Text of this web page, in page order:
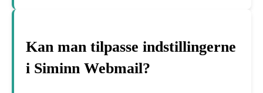
Kan man tilpasse indstillingerne
i Siminn Webmail?